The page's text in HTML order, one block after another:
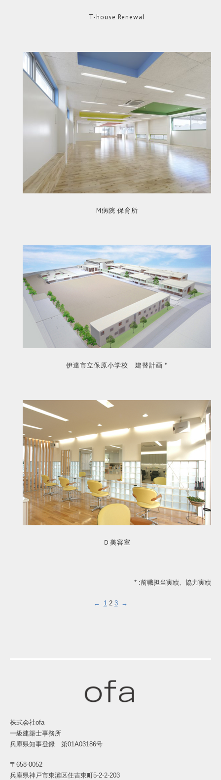
T-house Renewal
M病院 保育所
伊達市立保原小学校 建替計画 *
Ｄ美容室
* :前職担当実績、協力実績
← 1 2 3 →
株式会社ofa
一級建築士事務所
兵庫県知事登録 第01A03186号
〒658-0052
兵庫県神戸市東灘区住吉東町5-2-2-203